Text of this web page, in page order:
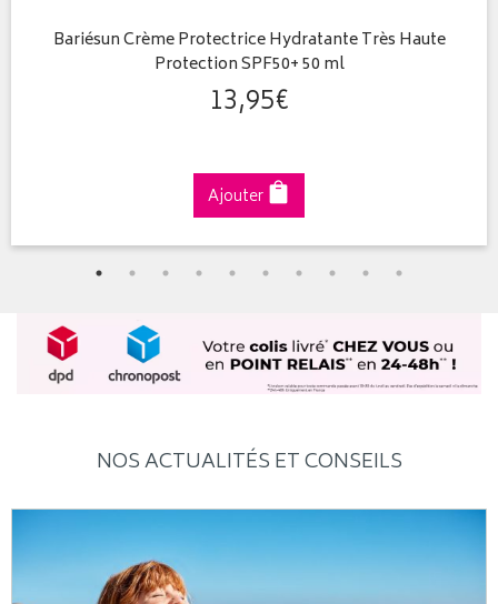
Bariésun Crème Protectrice Hydratante Très Haute
Protection SPF50+ 50 ml
13,95€
Ajouter
NOS ACTUALITÉS ET CONSEILS